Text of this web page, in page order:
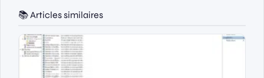
📚 Articles similaires